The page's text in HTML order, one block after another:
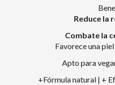
Reduce la
Combate la
Favorece una
Apto para
+Fórmula natural | +